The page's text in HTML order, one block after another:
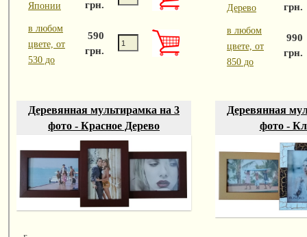
Японии грн.
в любом
цвете, от
530 до
590
грн.
Дерево грн.
в любом
цвете, от
850 до
990
грн.
Деревянная мультирамка на 3
фото - Красное Дерево
Деревянная
фото -